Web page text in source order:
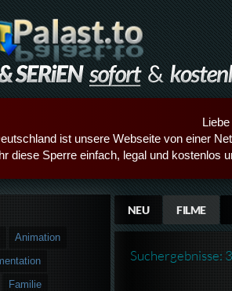
ist unsere Webseite von einer
diese Sperre einfach, legal und kostenlos
NEU FILME
Suchergebnisse: 3
Animation
Familie